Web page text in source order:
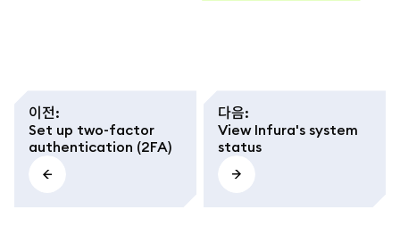
이전:
Set up two-factor
authentication (2FA)
다음:
View Infura's system
status